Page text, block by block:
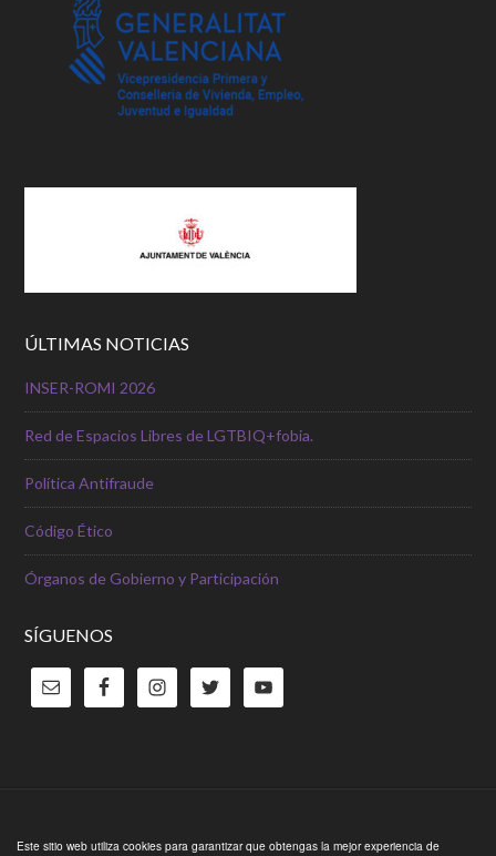
Este sitio web utiliza cookies para garantizar que obtengas la mejor experiencia de
ÚLTIMAS NOTICIAS
INSER-ROMI 2026
Red de Espacios Libres de LGTBIQ+fobia.
Política Antifraude
Código Ético
Órganos de Gobierno y Participación
SÍGUENOS
Copyright © 2026 ·Outreach Pro ThemeenGenesis Framework